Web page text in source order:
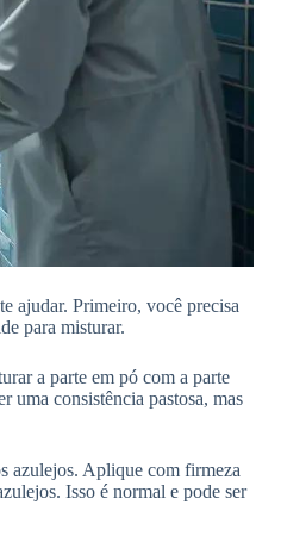
ajudar. Primeiro, você precisa
para misturar.
a parte em pó com a parte
uma consistência pastosa, mas
azulejos. Aplique com firmeza
Isso é normal e pode ser